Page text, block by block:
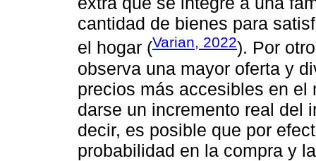
cantidad de bienes para
el hogar (Varian, 2022). Por
observa una mayor oferta y
precios más accesibles en el
darse un incremento real del
decir, es posible que por
probabilidad en la compra y